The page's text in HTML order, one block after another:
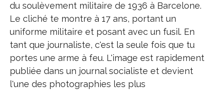
du soulèvement militaire de 1936 à Barcelone.
Le cliché te montre à 17 ans, portant un
uniforme militaire et posant avec un fusil. En
tant que journaliste, c'est la seule fois que tu
portes une arme à feu. L'image est rapidement
publiée dans un journal socialiste et devient
l'une des photographies les plus